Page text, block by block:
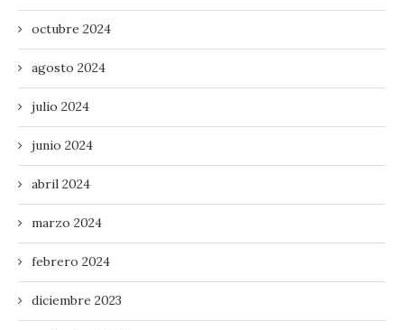
octubre 2024
agosto 2024
julio 2024
junio 2024
abril 2024
marzo 2024
febrero 2024
diciembre 2023